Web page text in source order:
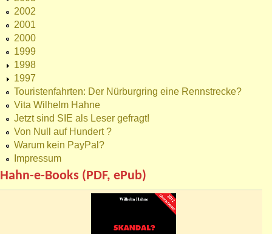
2002
2001
2000
1999
1998
1997
Touristenfahrten: Der Nürburgring eine Rennstrecke?
Vita Wilhelm Hahne
Jetzt sind SIE als Leser gefragt!
Von Null auf Hundert ?
Warum kein PayPal?
Impressum
Hahn-e-Books (PDF, ePub)